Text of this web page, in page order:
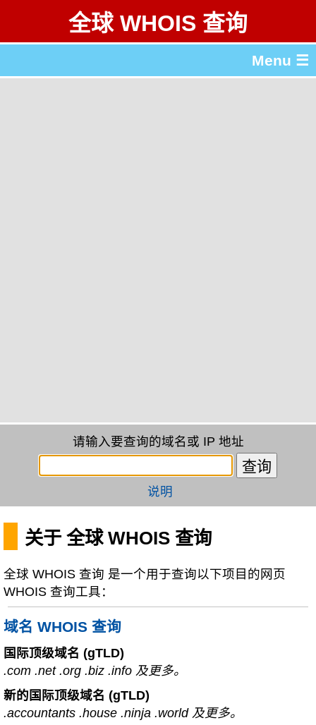
全球 WHOIS 查询
Menu ☰
请输入要查询的域名或 IP 地址
说明
关于 全球 WHOIS 查询
全球 WHOIS 查询 是一个用于查询以下项目的网页
WHOIS 查询工具：
域名 WHOIS 查询
国际顶级域名 (gTLD)
.com .net .org .biz .info 及更多。
新的国际顶级域名 (gTLD)
.accountants .house .ninja .world 及更多。